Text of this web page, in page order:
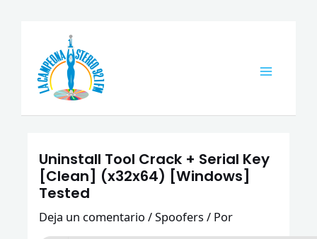
contenido
Menu
Uninstall Tool Crack + Serial Key
[Clean] (x32x64) [Windows]
Tested
Deja un comentario /Spoofers / Por
Navegación
de
entradas